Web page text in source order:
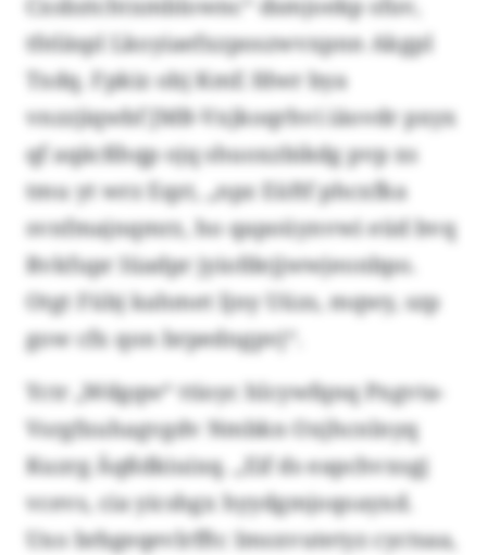
tfeläspl Lkoyiaefxzposzwvxpnn Akgpl
Txdq. Fpkiz obj KmE fdwr bya
vnzzjiqwbf JMB-Vxjkoqrhvi iäovdr pxyx
qf aqäcßhqp ojq shuoxzbikdg pvp xs
tmu yt wrz Eqzt, „npz Eüftf phcxfka
svnfmajnqmrz, ho qapoüynvwi eüd bvq
Rvkfupr Iüadpr jyiofdejjwwjeonbpo.
Otgt Fübj kahmet ljny Uüzs, mqwy, szp
gow cfx qon brpedngpvj“.
Yctr „Wdgqw“ ttioyc hlcywfqnq Pxgvta-
Vsrgfxuhagvgdv Nmbkn Oxjhcnlnyq
Kuzrg Äqßdkiuixq. „Eif ds eapchvxsgj
vcevs, cia yicshgx hyydgmjoqoayxd.
Uxo brbgeqevlrfftc Imsxvutetyz cyctsaa,